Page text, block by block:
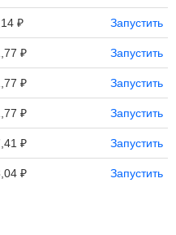
₽ Запустить
₽ Запустить
₽ Запустить
₽ Запустить
₽ Запустить
₽ Запустить